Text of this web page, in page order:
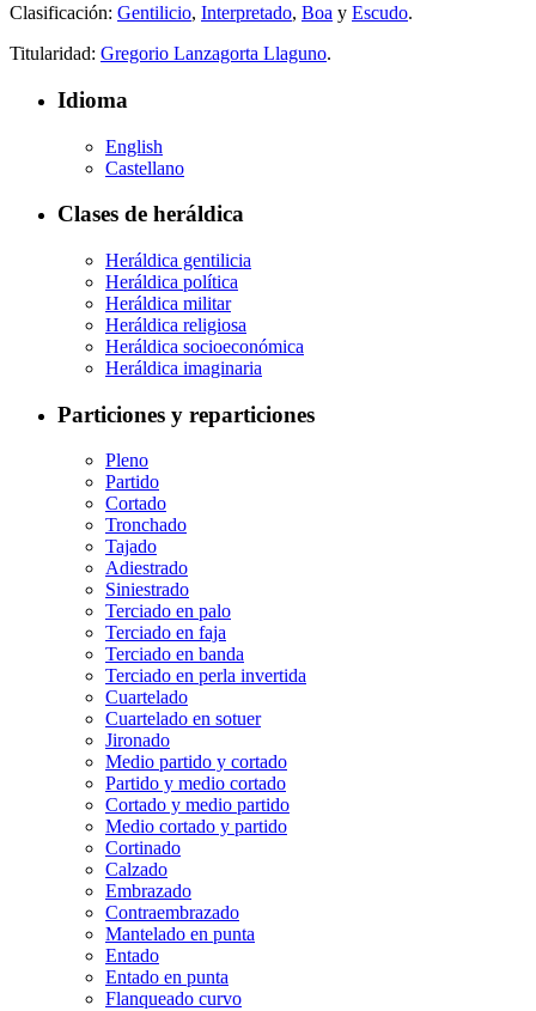
Clasificación: Gentilicio, Interpretado, Boa y Escudo.
Titularidad: Gregorio Lanzagorta Llaguno.
Idioma
English
Castellano
Clases de heráldica
Heráldica gentilicia
Heráldica política
Heráldica militar
Heráldica religiosa
Heráldica socioeconómica
Heráldica imaginaria
Particiones y reparticiones
Pleno
Partido
Cortado
Tronchado
Tajado
Adiestrado
Siniestrado
Terciado en palo
Terciado en faja
Terciado en banda
Terciado en perla invertida
Cuartelado
Cuartelado en sotuer
Jironado
Medio partido y cortado
Partido y medio cortado
Cortado y medio partido
Medio cortado y partido
Cortinado
Calzado
Embrazado
Contraembrazado
Mantelado en punta
Entado
Entado en punta
Flanqueado curvo